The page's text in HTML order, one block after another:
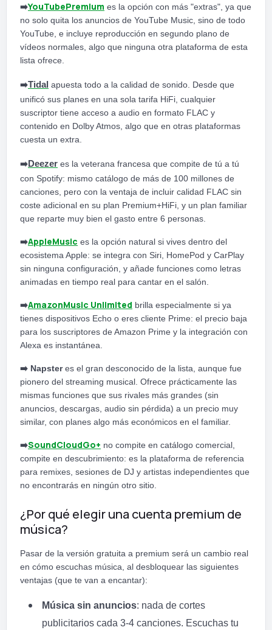
➡️YouTubePremium es la opción con más "extras", ya que
no solo quita los anuncios de YouTube Music, sino de todo
YouTube, e incluye reproducción en segundo plano de
vídeos normales, algo que ninguna otra plataforma de esta
lista ofrece.
➡️Tidal apuesta todo a la calidad de sonido. Desde que
unificó sus planes en una sola tarifa HiFi, cualquier
suscriptor tiene acceso a audio en formato FLAC y
contenido en Dolby Atmos, algo que en otras plataformas
cuesta un extra.
➡️Deezer es la veterana francesa que compite de tú a tú
con Spotify: mismo catálogo de más de 100 millones de
canciones, pero con la ventaja de incluir calidad FLAC sin
coste adicional en su plan Premium+HiFi, y un plan familiar
que reparte muy bien el gasto entre 6 personas.
➡️AppleMusic es la opción natural si vives dentro del
ecosistema Apple: se integra con Siri, HomePod y CarPlay
sin ninguna configuración, y añade funciones como letras
animadas en tiempo real para cantar en el salón.
➡️AmazonMusic Unlimited brilla especialmente si ya
tienes dispositivos Echo o eres cliente Prime: el precio baja
para los suscriptores de Amazon Prime y la integración con
Alexa es instantánea.
➡️ Napsteres el gran desconocido de la lista, aunque fue
pionero del streaming musical. Ofrece prácticamente las
mismas funciones que sus rivales más grandes (sin
anuncios, descargas, audio sin pérdida) a un precio muy
similar, con planes algo más económicos en el familiar.
➡️SoundCloudGo+ no compite en catálogo comercial,
compite en descubrimiento: es la plataforma de referencia
para remixes, sesiones de DJ y artistas independientes que
no encontrarás en ningún otro sitio.
¿Por qué elegir una cuenta premium de
música?
Pasar de la versión gratuita a premium será un cambio real
en cómo escuchas música, al desbloquear las siguientes
ventajas (que te van a encantar):
Música sin anuncios: nada de cortes
publicitarios cada 3-4 canciones. Escuchas tu